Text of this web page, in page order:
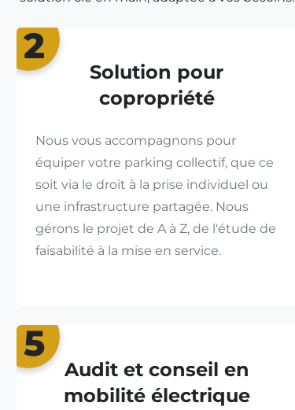
2
Solution pour
copropriété
Nous vous accompagnons pour
équiper votre parking collectif, que ce
soit via le droit à la prise individuel ou
une infrastructure partagée. Nous
gérons le projet de A à Z, de l'étude de
faisabilité à la mise en service.
5
Audit et conseil en
mobilité électrique